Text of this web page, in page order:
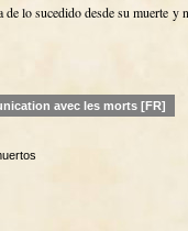
lo sucedido desde su muerte y
avec les morts [FR]